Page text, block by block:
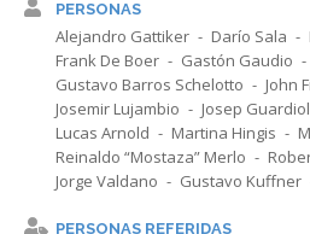
PERSONAS
Alejandro Gattiker Darío Sala
Frank De Boer
Gastón Gaudio
Gustavo Barros Schelotto
John
Josemir Lujambio
Josep
Lucas Arnold
Martina Hingis
Reinaldo “Mostaza” Merlo
Jorge Valdano
Gustavo Kuffner
PERSONAS REFERIDAS